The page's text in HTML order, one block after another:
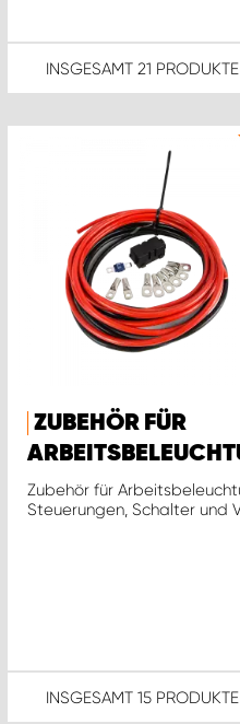
INSGESAMT 21 PRODUKTE
ZUBEHÖR FÜR
Zubehör für
Steuerungen, Schalter und
INSGESAMT15 PRODUKTE